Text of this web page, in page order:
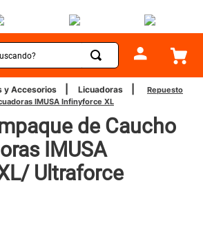
y Accesorios Licuadoras
Repuesto
IMUSA Infinyforce XL
de Caucho
IMUSA
Ultraforce
MÁS BUSCADOS
bateria
olla presion